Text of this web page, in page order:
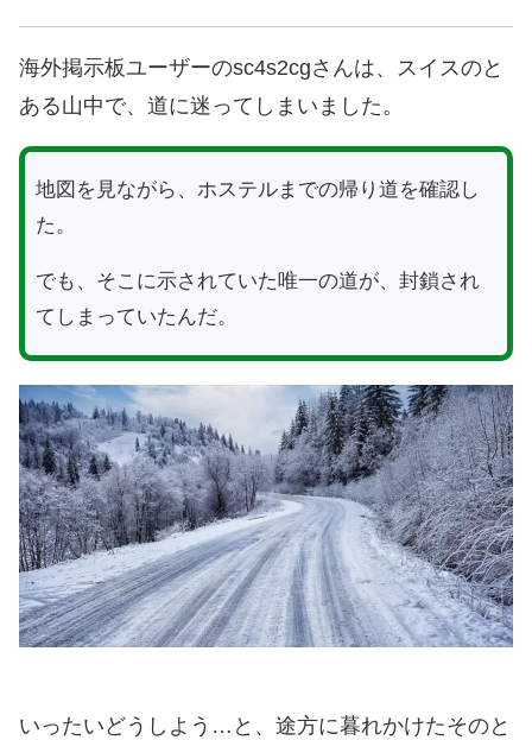
海外掲示板ユーザーのsc4s2cgさんは、スイスのと
ある山中で、道に迷ってしまいました。
地図を見ながら、ホステルまでの帰り道を確認し
た。
でも、そこに示されていた唯一の道が、封鎖され
てしまっていたんだ。
いったいどうしよう…と、途方に暮れかけたそのと